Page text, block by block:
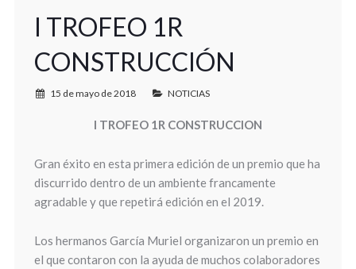
I TROFEO 1R
CONSTRUCCIÓN
15 de mayo de 2018 NOTICIAS
I TROFEO 1R CONSTRUCCION
Gran éxito en esta primera edición de un premio que ha
discurrido dentro de un ambiente francamente
agradable y que repetirá edición en el 2019.
Los hermanos García Muriel organizaron un premio en
el que contaron con la ayuda de muchos colaboradores